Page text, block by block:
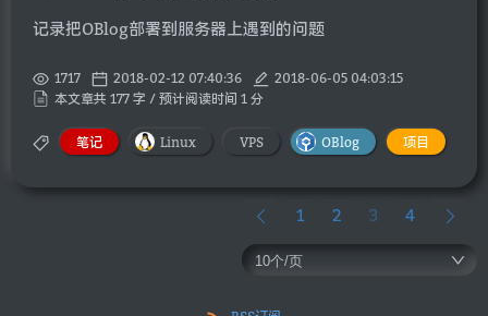
记录把OBlog部署到服务器上遇到的问题
1717 2018-02-12 07:40:36
2018-06-05 04:03:15
本文章共 177 字 / 预计阅读时间 1 分
笔记 Linux VPS OBlog 项目
1 2 3 4